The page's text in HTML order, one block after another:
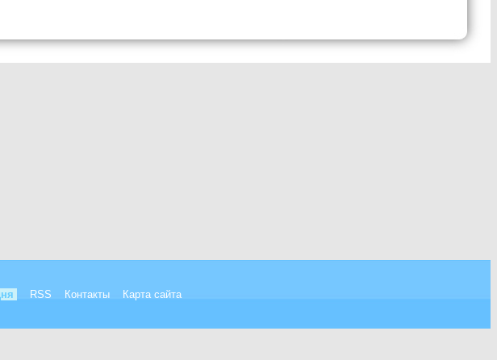
RSS Контакты Карта сайта